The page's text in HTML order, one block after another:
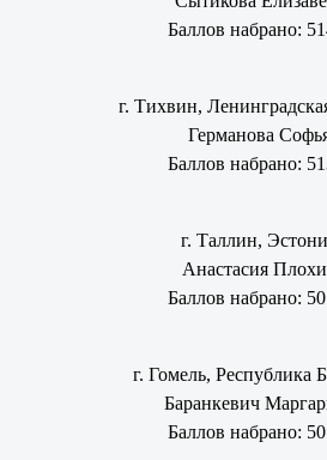
Баллов набрано:
г. Тихвин,
Германова
Баллов набрано:
г. Таллин,
Анастасия
Баллов набрано:
г. Гомель, Республика
Баранкевич
Баллов набрано: